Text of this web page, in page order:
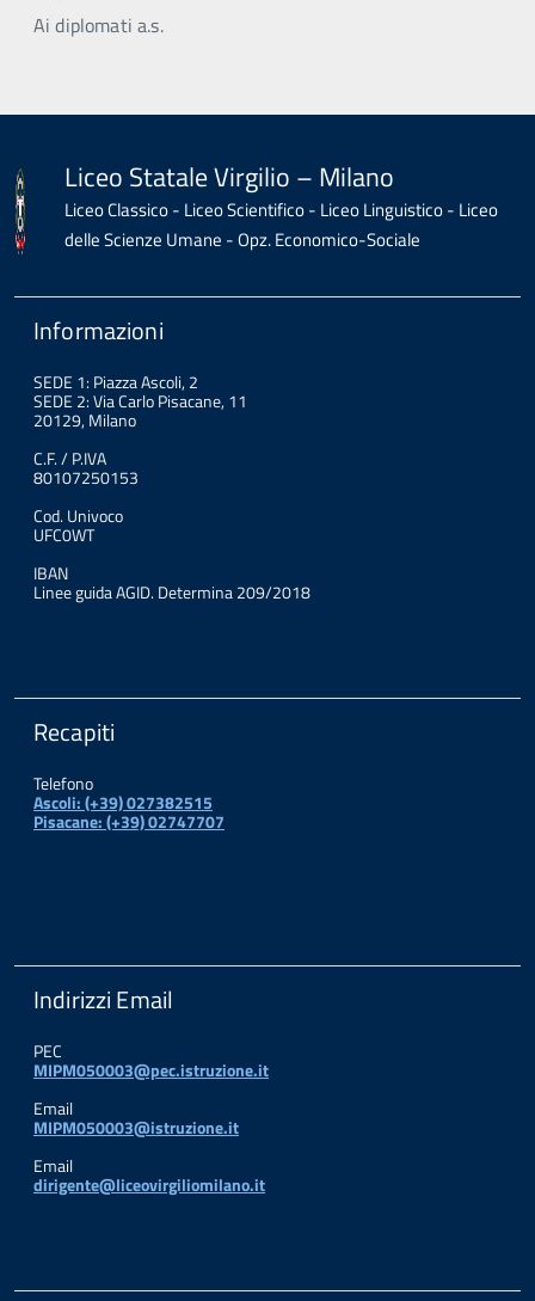
Ai diplomati a.s.
Liceo Statale Virgilio – Milano
Liceo Classico - Liceo Scientifico - Liceo Linguistico - Liceo
delle Scienze Umane - Opz. Economico-Sociale
Informazioni
SEDE 1: Piazza Ascoli, 2
SEDE 2: Via Carlo Pisacane, 11
20129, Milano
C.F. / P.IVA
80107250153
Cod. Univoco
UFC0WT
IBAN
Linee guida AGID. Determina 209/2018
Recapiti
Telefono
Ascoli: (+39) 027382515
Pisacane: (+39) 02747707
Indirizzi Email
PEC
MIPM050003@pec.istruzione.it
Email
MIPM050003@istruzione.it
Email
dirigente@liceovirgiliomilano.it